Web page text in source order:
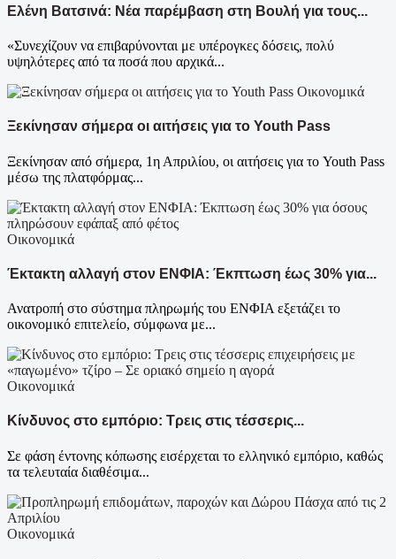
Ελένη Βατσινά: Νέα παρέμβαση στη Βουλή για τους...
«Συνεχίζουν να επιβαρύνονται με υπέρογκες δόσεις, πολύ
υψηλότερες από τα ποσά που αρχικά...
Οικονομικά
Ξεκίνησαν σήμερα οι αιτήσεις για το Youth Pass
Ξεκίνησαν από σήμερα, 1η Απριλίου, οι αιτήσεις για το Youth Pass
μέσω της πλατφόρμας...
Οικονομικά
Έκτακτη αλλαγή στον ΕΝΦΙΑ: Έκπτωση έως 30% για...
Ανατροπή στο σύστημα πληρωμής του ΕΝΦΙΑ εξετάζει το
οικονομικό επιτελείο, σύμφωνα με...
Οικονομικά
Κίνδυνος στο εμπόριο: Τρεις στις τέσσερις...
Σε φάση έντονης κόπωσης εισέρχεται το ελληνικό εμπόριο, καθώς
τα τελευταία διαθέσιμα...
Οικονομικά